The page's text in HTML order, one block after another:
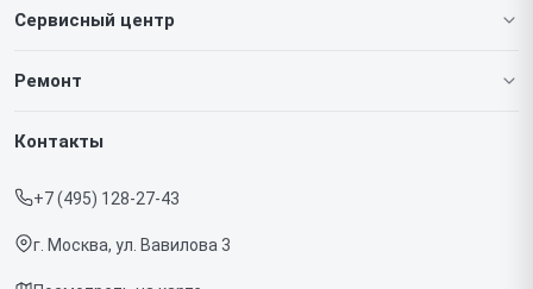
Сервисный центр
О нашем сервисе
Срочный ремонт
Доставка и способы оплаты
Ремонт
Игровых приставок
Контакты
+7 (495) 128-27-43
г. Москва, ул. Вавилова 3